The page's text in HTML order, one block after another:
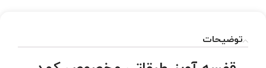
توضیحات